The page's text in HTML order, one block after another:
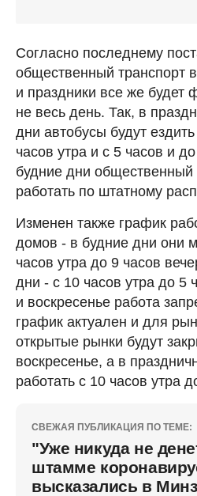
Согласно последнему
общественный транспорт
и праздники все же будет
не весь день. Так, в
дни автобусы будут
часов утра и с 5 часов и
будние дни общественный
работать по штатному
Изменен также график
домов - в будние дни они
часов утра до 9 часов
дни - с 10 часов утра до 5
и воскресенье работа
график актуален и для
открытые рынки будут
воскресенье, а в
работать с 10 часов утра
СВЕЖАЯ ПУБЛИКАЦИЯ ПО ТЕМЕ:
"Уже никуда не
штамме
высказались в